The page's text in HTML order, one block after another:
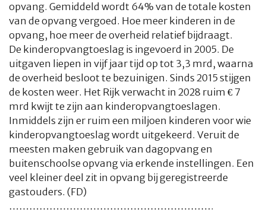
opvang. Gemiddeld wordt 64% van de totale kosten
van de opvang vergoed. Hoe meer kinderen in de
opvang, hoe meer de overheid relatief bijdraagt.
De kinderopvangtoeslag is ingevoerd in 2005. De
uitgaven liepen in vijf jaar tijd op tot 3,3 mrd, waarna
de overheid besloot te bezuinigen. Sinds 2015 stijgen
de kosten weer. Het Rijk verwacht in 2028 ruim € 7
mrd kwijt te zijn aan kinderopvangtoeslagen.
Inmiddels zijn er ruim een miljoen kinderen voor wie
kinderopvangtoeslag wordt uitgekeerd. Veruit de
meesten maken gebruik van dagopvang en
buitenschoolse opvang via erkende instellingen. Een
veel kleiner deel zit in opvang bij geregistreerde
gastouders. (FD)
…………………………………………………….